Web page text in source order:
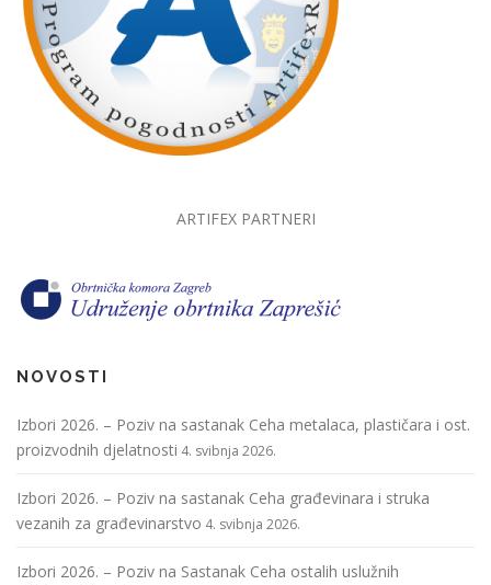
ARTIFEX PARTNERI
NOVOSTI
Izbori 2026. – Poziv na sastanak Ceha metalaca, plastičara i ost.
proizvodnih djelatnosti 4. svibnja 2026.
Izbori 2026. – Poziv na sastanak Ceha građevinara i struka
vezanih za građevinarstvo 4. svibnja 2026.
Izbori 2026. – Poziv na Sastanak Ceha ostalih uslužnih